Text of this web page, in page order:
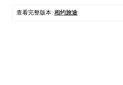
查看完整版本: 相约旅途